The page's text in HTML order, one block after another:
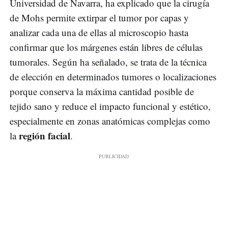
Universidad de Navarra, ha explicado que la cirugía
de Mohs permite extirpar el tumor por capas y
analizar cada una de ellas al microscopio hasta
confirmar que los márgenes están libres de células
tumorales. Según ha señalado, se trata de la técnica
de elección en determinados tumores o localizaciones
porque conserva la máxima cantidad posible de
tejido sano y reduce el impacto funcional y estético,
especialmente en zonas anatómicas complejas como
laregión facial.